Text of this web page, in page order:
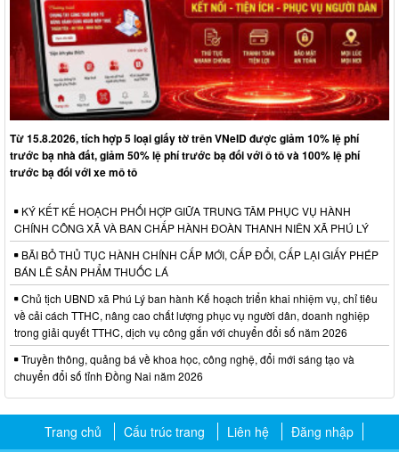
Từ 15.8.2026, tích hợp 5 loại giấy tờ trên VNeID được giảm 10% lệ phí
trước bạ nhà đất, giảm 50% lệ phí trước bạ đối với ô tô và 100% lệ phí
trước bạ đối với xe mô tô
KÝ KẾT KẾ HOẠCH PHỐI HỢP GIỮA TRUNG TÂM PHỤC VỤ HÀNH
CHÍNH CÔNG XÃ VÀ BAN CHẤP HÀNH ĐOÀN THANH NIÊN XÃ PHÚ LÝ
BÃI BỎ THỦ TỤC HÀNH CHÍNH CẤP MỚI, CẤP ĐỔI, CẤP LẠI GIẤY PHÉP
BÁN LẼ SẢN PHẨM THUỐC LÁ
Chủ tịch UBND xã Phú Lý ban hành Kế hoạch triển khai nhiệm vụ, chỉ tiêu
về cải cách TTHC, nâng cao chất lượng phục vụ người dân, doanh nghiệp
trong giải quyết TTHC, dịch vụ công gắn với chuyển đổi số năm 2026
Truyền thông, quảng bá về khoa học, công nghệ, đổi mới sáng tạo và
chuyển đổi số tỉnh Đồng Nai năm 2026
Trang chủ Cấu trúc trang Liên hệ Đăng nhập